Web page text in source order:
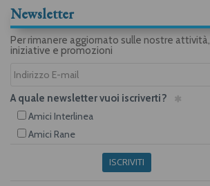
Newsletter
Per rimanere aggiornato sulle nostre attività,
iniziative e promozioni
A quale newsletter vuoi iscriverti?
Amici Interlinea
Amici Rane
ISCRIVITI